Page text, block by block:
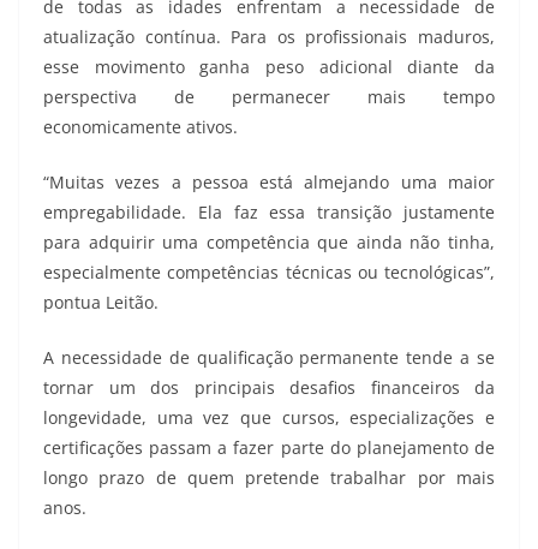
de todas as idades enfrentam a necessidade de
atualização contínua. Para os profissionais maduros,
esse movimento ganha peso adicional diante da
perspectiva de permanecer mais tempo
economicamente ativos.
“Muitas vezes a pessoa está almejando uma maior
empregabilidade. Ela faz essa transição justamente
para adquirir uma competência que ainda não tinha,
especialmente competências técnicas ou tecnológicas”,
pontua Leitão.
A necessidade de qualificação permanente tende a se
tornar um dos principais desafios financeiros da
longevidade, uma vez que cursos, especializações e
certificações passam a fazer parte do planejamento de
longo prazo de quem pretende trabalhar por mais
anos.